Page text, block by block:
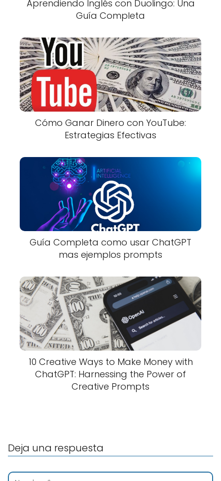
Aprendiendo Inglés con Duolingo: Una
Guía Completa
Cómo Ganar Dinero con YouTube:
Estrategias Efectivas
Guía Completa como usar ChatGPT
mas ejemplos prompts
10 Creative Ways to Make Money with
ChatGPT: Harnessing the Power of
Creative Prompts
Deja una respuesta